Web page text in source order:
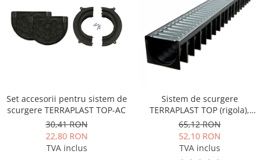
Set accesorii pentru sistem de
scurgere TERRAPLAST TOP-AC
30,41 RON
22,80 RON
TVA inclus
Sistem de scurgere
TERRAPLAST TOP (rigola),
lungime 1m
65,12 RON
52,10 RON
TVA inclus